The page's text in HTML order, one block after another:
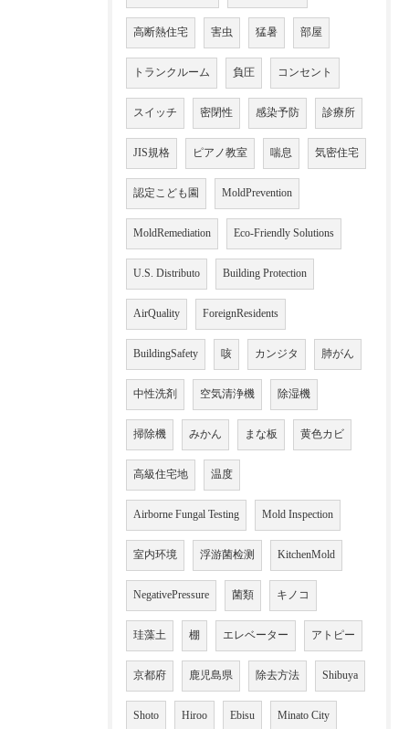
高断熱住宅 害虫 猛暑 部屋
トランクルーム 負圧 コンセント
スイッチ 密閉性 感染予防 診療所
JIS規格 ピアノ教室 喘息 気密住宅
認定こども園 MoldPrevention
MoldRemediation Eco-Friendly Solutions
U.S. Distributo Building Protection
AirQuality ForeignResidents
BuildingSafety 咳 カンジタ 肺がん
中性洗剤 空気清浄機 除湿機
掃除機 みかん まな板 黄色カビ
高級住宅地 温度
Airborne Fungal Testing Mold Inspection
室内环境 浮游菌检测 KitchenMold
NegativePressure 菌類 キノコ
珪藻土 棚 エレベーター アトピー
京都府 鹿児島県 除去方法 Shibuya
Shoto Hiroo Ebisu Minato City